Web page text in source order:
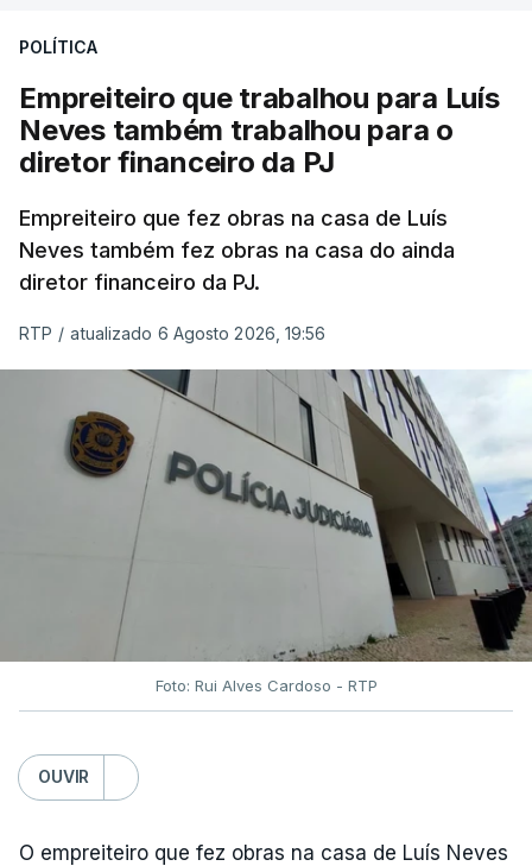
POLÍTICA
Empreiteiro que trabalhou para Luís
Neves também trabalhou para o
diretor financeiro da PJ
Empreiteiro que fez obras na casa de Luís
Neves também fez obras na casa do ainda
diretor financeiro da PJ.
RTP / atualizado 6 Agosto 2026, 19:56
Foto: Rui Alves Cardoso - RTP
OUVIR
O empreiteiro que fez obras na casa de Luís Neves